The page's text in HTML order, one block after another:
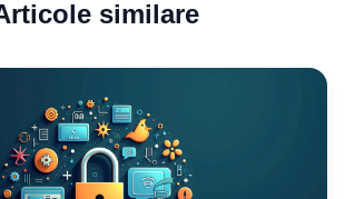
similare